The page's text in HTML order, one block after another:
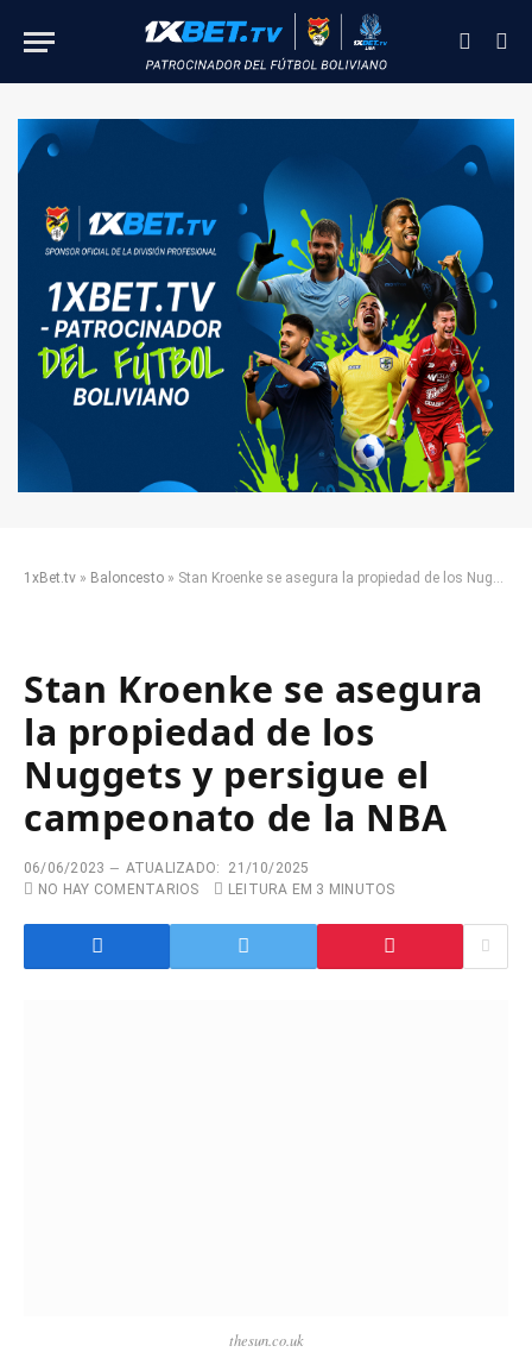
1xBet.tv » Baloncesto » Stan Kroenke se asegura la propiedad de los Nuggets y persigue el campeonato de la NBA
Stan Kroenke se asegura
la propiedad de los
Nuggets y persigue el
campeonato de la NBA
06/06/2023 ATUALIZADO:
21/10/2025
NO HAY COMENTARIOS
LEITURA EM 3 MINUTOS
thesun.co.uk